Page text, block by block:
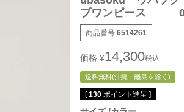
ブワンピース
商品番号 6514261
価格 ¥14,300税込
送料無料(沖縄・離島を除く)
[ 130 ポイント進呈 ]